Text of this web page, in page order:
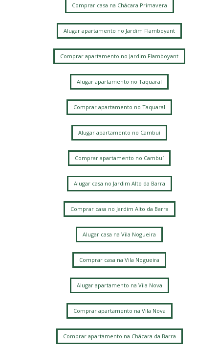
Comprar casa na Chácara Primavera
Alugar apartamento no Jardim Flamboyant
Comprar apartamento no Jardim Flamboyant
Alugar apartamento no Taquaral
Comprar apartamento no Taquaral
Alugar apartamento no Cambuí
Comprar apartamento no Cambuí
Alugar casa no Jardim Alto da Barra
Comprar casa no Jardim Alto da Barra
Alugar casa na Vila Nogueira
Comprar casa na Vila Nogueira
Alugar apartamento na Vila Nova
Comprar apartamento na Vila Nova
Comprar apartamento na Chácara da Barra